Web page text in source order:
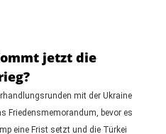
jetzt die
mit der Ukraine
Friedensmemorandum, bevor es
eine Frist setzt und die Türkei